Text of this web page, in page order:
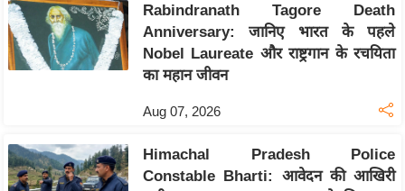
a
c
h
v
A
Rabindranath Tagore Death
Anniversary: जानिए भारत के पहले
Nobel Laureate और राष्ट्रगान के रचयिता
का महान जीवन
Aug 07, 2026
Himachal Pradesh Police
Constable Bharti: आवेदन की आखिरी